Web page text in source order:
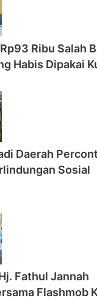
Ribu Salah
Habis Dipakai
Daerah
Sosial
Fathul Jannah
Flashmob